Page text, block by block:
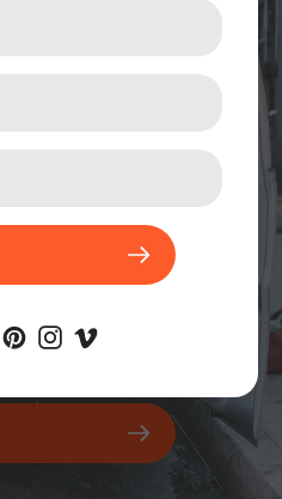
اشترك في
الترقيات والمنتجات الجديدة